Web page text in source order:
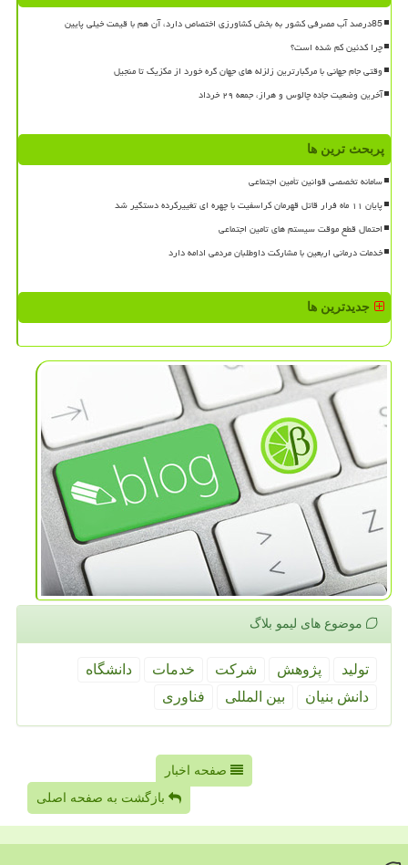
85درصد آب مصرفی کشور به بخش کشاورزی اختصاص دارد، آن هم با قیمت خیلی پایین
چرا کدئین کم شده است؟
وقتی جام جهانی با مرگبارترین زلزله های جهان گره خورد از مکزیک تا منجیل
آخرین وضعیت جاده چالوس و هراز، جمعه ۲۹ خرداد
پربحث ترین ها
سامانه تخصصی قوانین تأمین اجتماعی
پایان ۱۱ ماه فرار قاتل قهرمان کراسفیت با چهره ای تغییرکرده دستگیر شد
احتمال قطع موقت سیستم های تامین اجتماعی
خدمات درمانی اربعین با مشارکت داوطلبان مردمی ادامه دارد
جدیدترین ها
موضوع های لیمو بلاگ
تولید پژوهش شركت خدمات
دانشگاه
دانش بنیان
بین المللی فناوری
صفحه اخبار
بازگشت به صفحه اصلی